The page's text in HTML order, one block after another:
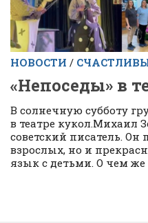
НОВОСТИ /
«Непоседы» в
В солнечную субботу
в театре кукол.Михаил
советский писатель. Он
взрослых, но и
язык с детьми. О чем же